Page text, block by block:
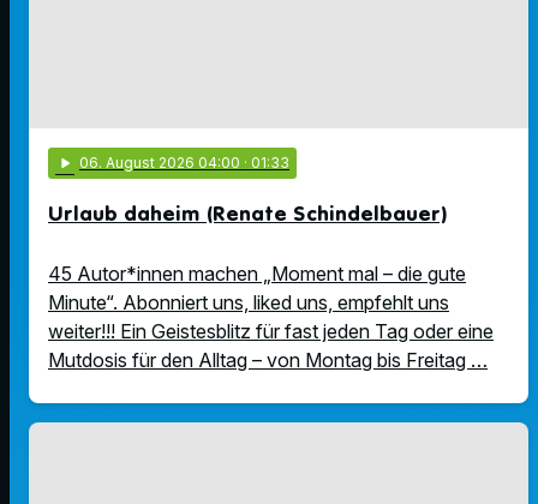
play_arrow 06. August 2026 04:00 · 01:33
Urlaub daheim (Renate Schindelbauer)
45 Autor*innen machen „Moment mal – die gute
Minute“. Abonniert uns, liked uns, empfehlt uns
weiter!!! Ein Geistesblitz für fast jeden Tag oder eine
Mutdosis für den Alltag – von Montag bis Freitag …